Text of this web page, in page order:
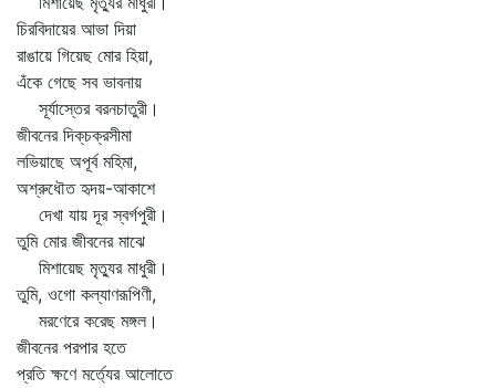
চিরবিদায়ের আভা দিয়া
রাঙায়ে গিয়েছ মোর হিয়া,
এঁকে গেছে সব ভাবনায়
সূর্যাস্তের বরনচাতুরী।
জীবনের দিক্‌চক্রসীমা
লভিয়াছে অপূর্ব মহিমা,
অশ্রুধৌত হৃদয়-আকাশে
দেখা যায় দূর স্বর্গপুরী।
তুমি মোর জীবনের মাঝে
মিশায়েছ মৃত্যুর মাধুরী।
তুমি, ওগো কল্যাণরূপিণী,
মরণেরে করেছ মঙ্গল।
জীবনের পরপার হতে
প্রতি ক্ষণে মর্ত্যের আলোতে